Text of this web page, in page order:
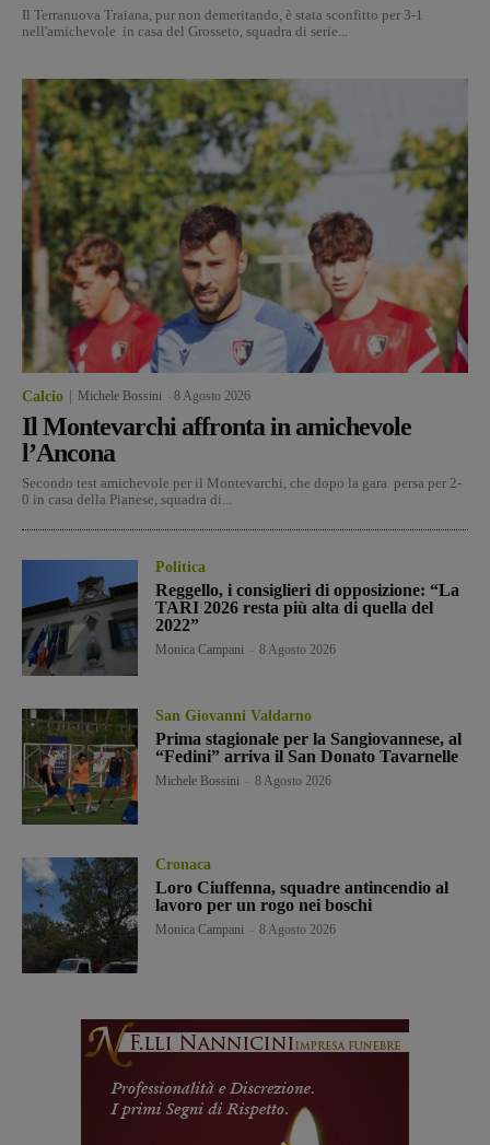
Il Terranuova Traiana, pur non demeritando, è stata sconfitto per 3-1
nell'amichevole in casa del Grosseto, squadra di serie...
Calcio Michele Bossini 8 Agosto 2026
Il Montevarchi affronta in amichevole
l’Ancona
Secondo test amichevole per il Montevarchi, che dopo la gara persa per 2-
0 in casa della Pianese, squadra di...
Politica
Reggello, i consiglieri di opposizione: “La
TARI 2026 resta più alta di quella del
2022”
Monica Campani 8 Agosto 2026
San Giovanni Valdarno
Prima stagionale per la Sangiovannese, al
“Fedini” arriva il San Donato Tavarnelle
Michele Bossini 8 Agosto 2026
Cronaca
Loro Ciuffenna, squadre antincendio al
lavoro per un rogo nei boschi
Monica Campani 8 Agosto 2026